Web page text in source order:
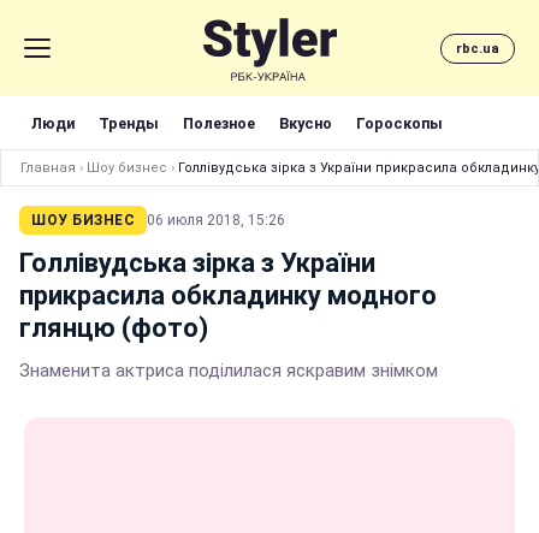
rbc.ua
Люди Тренды Полезное Вкусно Гороскопы
Главная › Шоу бизнес › Голлівудська зірка з України прикрасила
ШОУ БИЗНЕС 06 июля 2018, 15:26
Голлівудська зірка з України
прикрасила обкладинку модного
глянцю (фото)
Знаменита актриса поділилася яскравим знімком